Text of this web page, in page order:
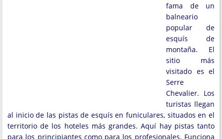
fama de un
balneario
popular de
esquís de
montaña. El
sitio más
visitado es el
Serre
Chevalier. Los
turistas llegan
al inicio de las pistas de esquís en funiculares, situados en el
territorio de los hoteles más grandes. Aquí hay pistas tanto
para los principiantes como para los profesionales. Funciona